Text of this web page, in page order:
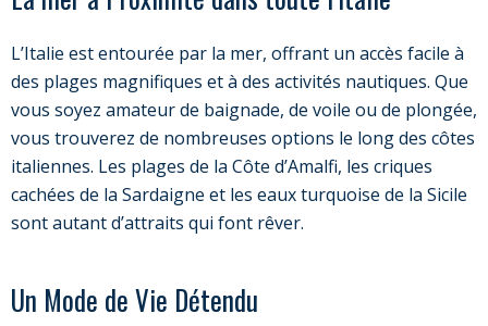
L’Italie est entourée par la mer, offrant un accès facile à
des plages magnifiques et à des activités nautiques. Que
vous soyez amateur de baignade, de voile ou de plongée,
vous trouverez de nombreuses options le long des côtes
italiennes. Les plages de la Côte d’Amalfi, les criques
cachées de la Sardaigne et les eaux turquoise de la Sicile
sont autant d’attraits qui font rêver.
Un Mode de Vie Détendu